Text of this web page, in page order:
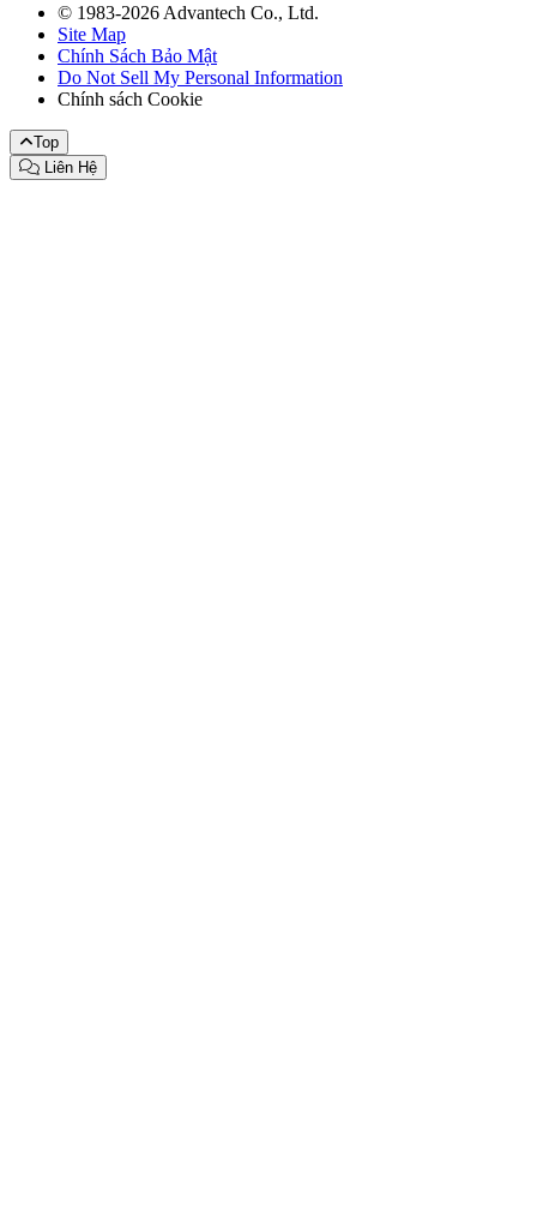
© 1983-2026 Advantech Co., Ltd.
Site Map
Chính Sách Bảo Mật
Do Not Sell My Personal Information
Chính sách Cookie
Top
Liên Hệ